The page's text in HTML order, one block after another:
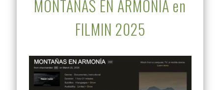
MONTAÑAS EN ARMONÍA en
FILMIN 2025